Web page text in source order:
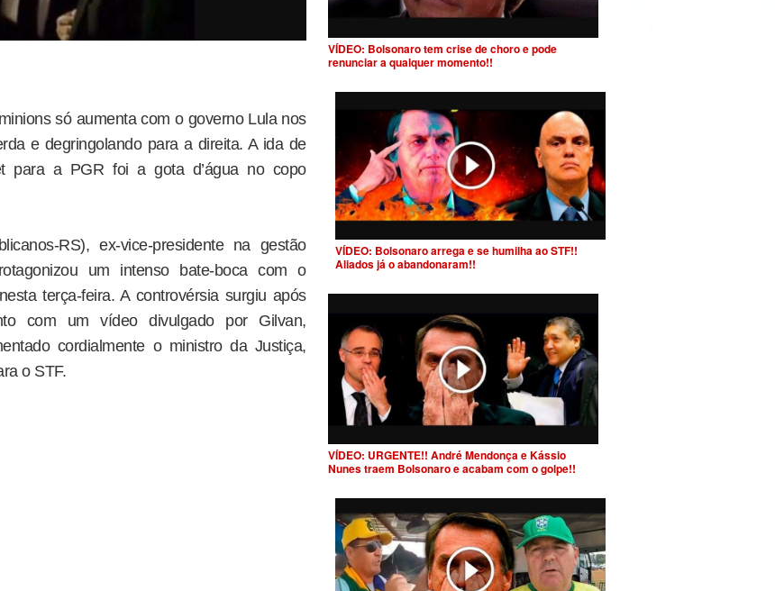
só aumenta com o governo Lula nos
e degringolando para a direita. A ida de
para a PGR foi a gota d’água no copo
RS), ex-vice-presidente na gestão
um intenso bate-boca com o
terça-feira. A controvérsia surgiu após
com um vídeo divulgado por Gilvan,
cordialmente o ministro da Justiça,
o STF.
VÍDEO: Bolsonaro tem crise de choro e pode
renunciar a qualquer momento!!
VÍDEO: Bolsonaro arrega e se humilha ao STF!!
Aliados já o abandonaram!!
VÍDEO: URGENTE!! André Mendonça e Kássio
Nunes traem Bolsonaro e acabam com o golpe!!